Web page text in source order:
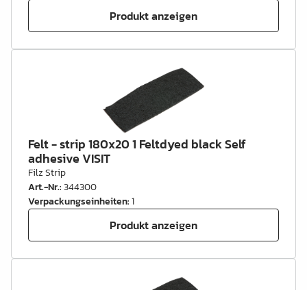
Produkt anzeigen
Felt - strip 180x20 1 Feltdyed black Self
adhesive VISIT
Filz Strip
Art.-Nr.:344300
Verpackungseinheiten:1
Produkt anzeigen